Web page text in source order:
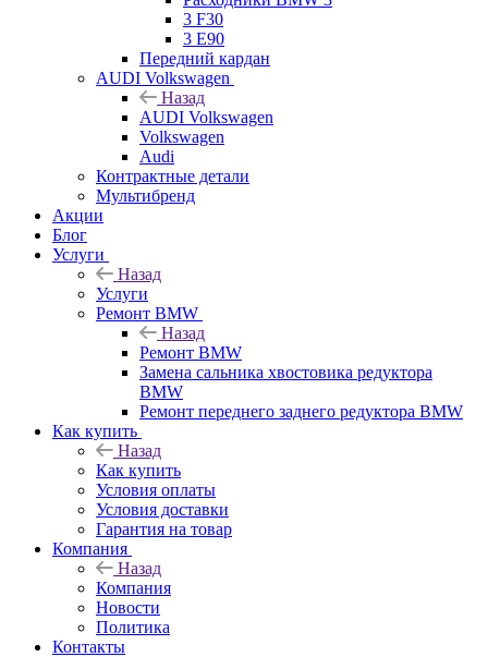
3 F30
3 E90
Передний кардан
AUDI Volkswagen
Назад
AUDI Volkswagen
Volkswagen
Audi
Контрактные детали
Мультибренд
Акции
Блог
Услуги
Назад
Услуги
Ремонт BMW
Назад
Ремонт BMW
Замена сальника хвостовика редуктора
BMW
Ремонт переднего заднего редуктора BMW
Как купить
Назад
Как купить
Условия оплаты
Условия доставки
Гарантия на товар
Компания
Назад
Компания
Новости
Политика
Контакты